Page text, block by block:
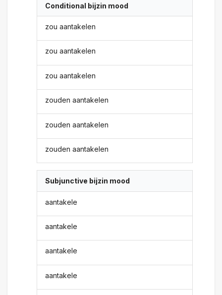
Conditional bijzin mood
zou aantakelen
zou aantakelen
zou aantakelen
zouden aantakelen
zouden aantakelen
zouden aantakelen
Subjunctive bijzin mood
aantakele
aantakele
aantakele
aantakele